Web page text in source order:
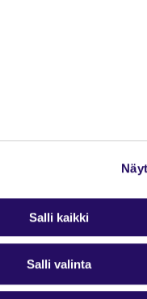
Salli kaikki
Salli valinta
13:00–15:00
viulunsoitto